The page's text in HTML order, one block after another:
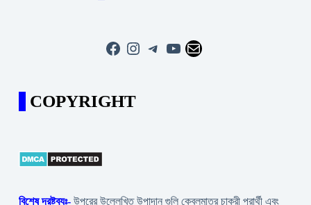
Facebook
Instagram
Telegram
YouTube
Mail
COPYRIGHT
বিশেষ দ্রষ্টব্যঃ- উপরের উল্লেখিত উপাদান গুলি কেবলমাত্র চাকরী প্রার্থী এবং